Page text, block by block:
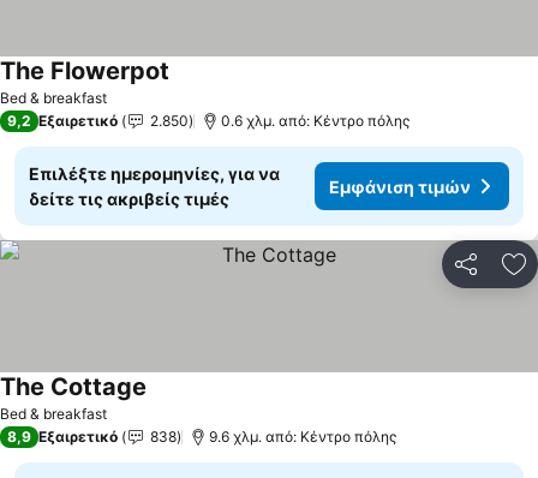
Bed & breakfast
The Flowerpot
9,2 Εξαιρετικό 2.850 0.6 χλμ. από: Κέντρο πόλης
Επιλέξτε ημερομηνίες, για να
δείτε τις ακριβείς τιμές
Εμφάνιση τιμών
Bed & breakfast
The Cottage
8,9 Εξαιρετικό 838 9.6 χλμ. από: Κέντρο πόλης